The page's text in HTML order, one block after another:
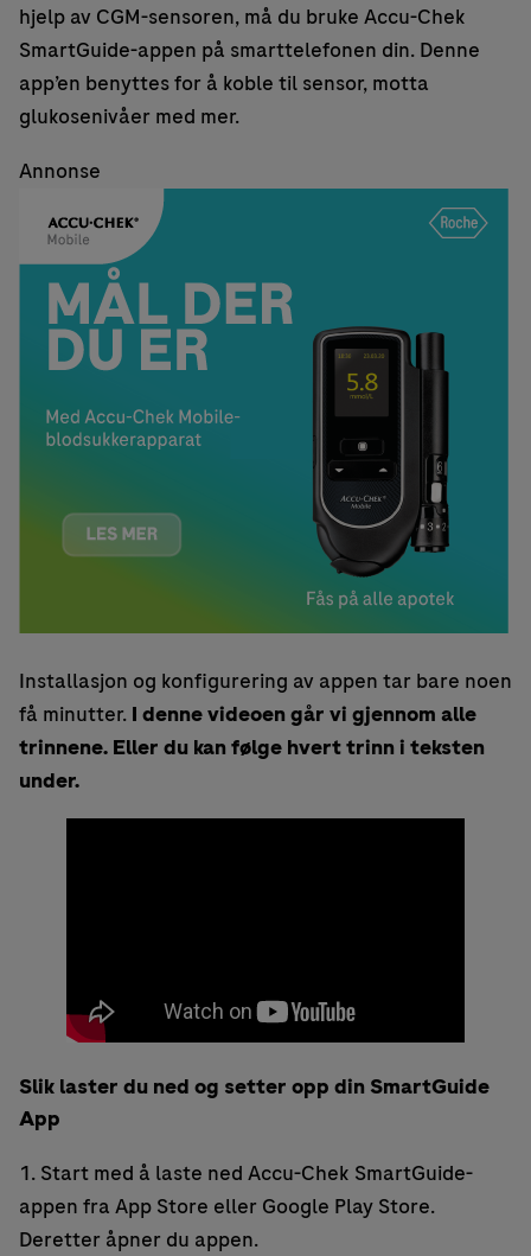
hjelp av CGM-sensoren, må du bruke Accu-Chek
SmartGuide-appen på smarttelefonen din. Denne
app’en benyttes for å koble til sensor, motta
glukosenivåer med mer.
Annonse
Installasjon og konfigurering av appen tar bare noen
få minutter. I denne videoen går vi gjennom alle
trinnene. Eller du kan følge hvert trinn i teksten
under.
Slik laster du ned og setter opp din SmartGuide
App
1. Start med å laste ned Accu-Chek SmartGuide-
appen fra App Store eller Google Play Store.
Deretter åpner du appen.